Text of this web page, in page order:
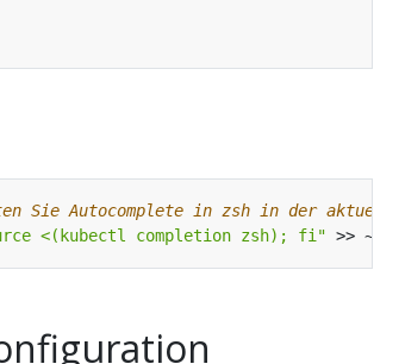
Sie Autocomplete in zsh in der
<(kubectl completion zsh); fi" >> ~/